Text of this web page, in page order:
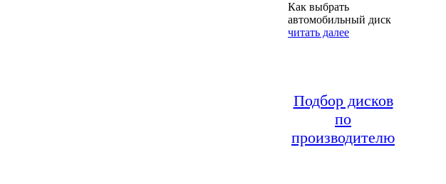
Как выбрать
автомобильный диск
читать далее
Подбор дисков
по
производителю